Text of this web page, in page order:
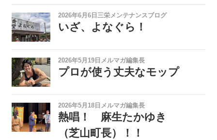
2026年6月6日 三栄メンテナンスブログ
いざ、よなぐら！
2026年5月19日 メルマガ編集長
プロが使う丈夫なモップ
2026年5月18日 メルマガ編集長
熱唱！ 麻生たかゆき
（芝山町長）！！